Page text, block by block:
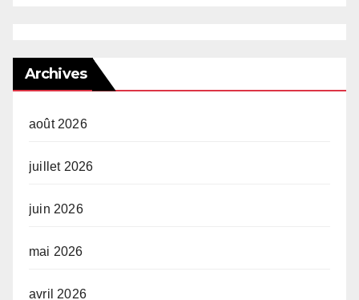
Archives
août 2026
juillet 2026
juin 2026
mai 2026
avril 2026